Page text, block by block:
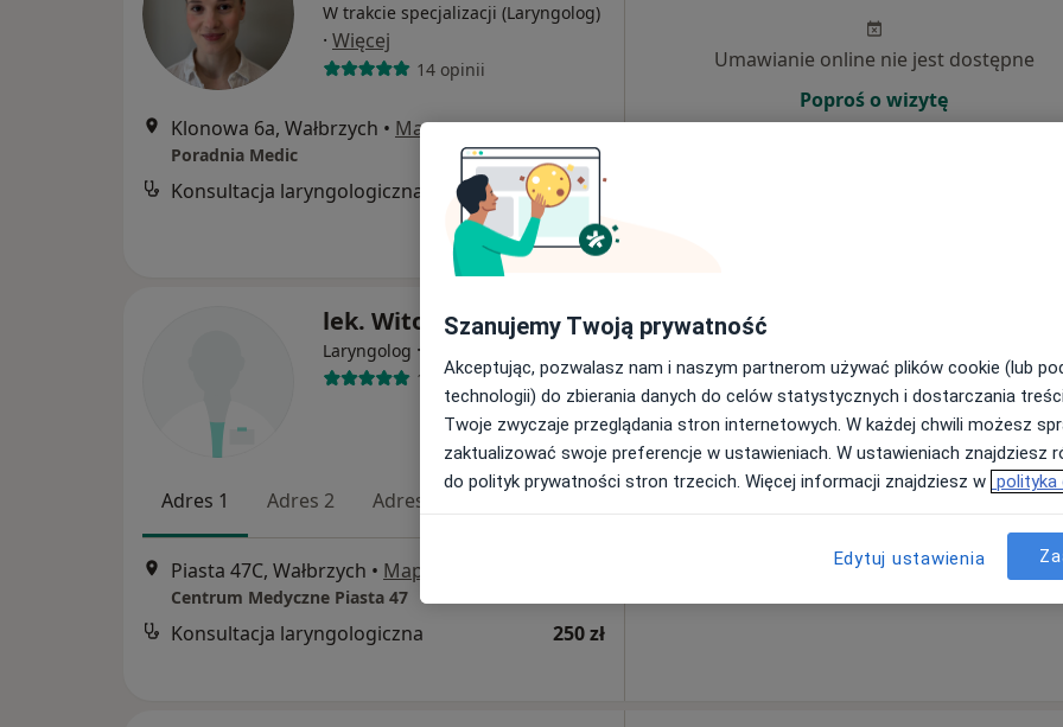
W trakcie specjalizacji (Laryngolog)
· Więcej
14 opinii
Klonowa 6a, Wałbrzych • Mapa
Poradnia Medic
Konsultacja laryngologiczna 300 zł
Umawianie online nie jest dostępne
Poproś o wizytę
lek. Witold Matusiak
Laryngolog ·
16 opinii
Adres 1 Adres 2 Adres 3
Piasta 47C, Wałbrzych • Mapa
Centrum Medyczne Piasta 47
Konsultacja laryngologiczna 250 zł
Dziś
Umawianie online nie jest dostępne
Poproś o wizytę
Szanujemy Twoją prywatność
Akceptując, pozwalasz nam i naszym partnerom używać plików cookie (lub
technologii) do zbierania danych do celów statystycznych i dostarczania
Twoje zwyczaje przeglądania stron internetowych. W każdej chwili możesz
zaktualizować swoje preferencje w ustawieniach. W ustawieniach znajdziesz
do polityk prywatności stron trzecich. Więcej informacji znajdziesz w polityka
Edytuj ustawienia